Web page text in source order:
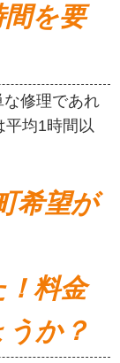
を要
修理であれ
平均1時間以
希望が
！料金
か？